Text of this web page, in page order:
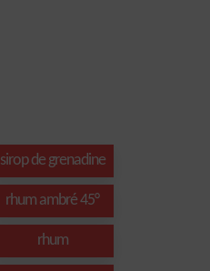
sirop de grenadine
rhum ambré 45°
rhum